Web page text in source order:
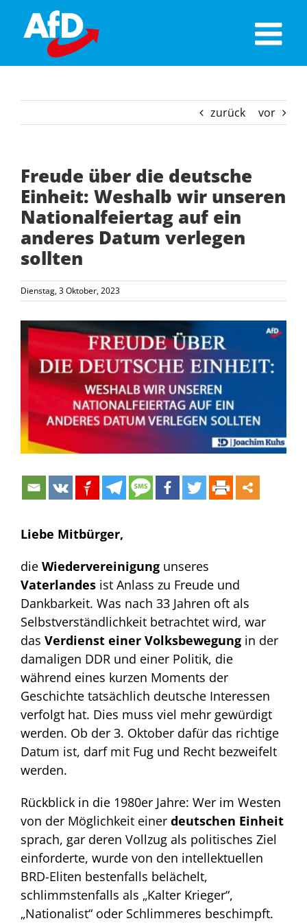
content
zurück vor
Freude über die deutsche
Einheit: Weshalb wir unseren
Nationalfeiertag auf ein
anderes Datum verlegen
sollten
Dienstag, 3 Oktober, 2023
Zeige
grösseres
Bild
Liebe Mitbürger,
die Wiedervereinigung unseres
Vaterlandes ist Anlass zu Freude und
Dankbarkeit. Was nach 33 Jahren oft als
Selbstverständlichkeit betrachtet wird, war
das Verdienst einer Volksbewegung in der
damaligen DDR und einer Politik, die
während eines kurzen Moments der
Geschichte tatsächlich deutsche Interessen
verfolgt hat. Dies muss viel mehr gewürdigt
werden. Ob der 3. Oktober dafür das richtige
Datum ist, darf mit Fug und Recht bezweifelt
werden.
Rückblick in die 1980er Jahre: Wer im Westen
von der Möglichkeit einer deutschen Einheit
sprach, gar deren Vollzug als politisches Ziel
einforderte, wurde von den intellektuellen
BRD-Eliten bestenfalls belächelt,
schlimmstenfalls als „Kalter Krieger“,
„Nationalist“ oder Schlimmeres beschimpft.